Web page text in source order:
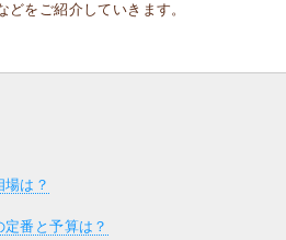
をご紹介していきます。
は？
番と予算は？